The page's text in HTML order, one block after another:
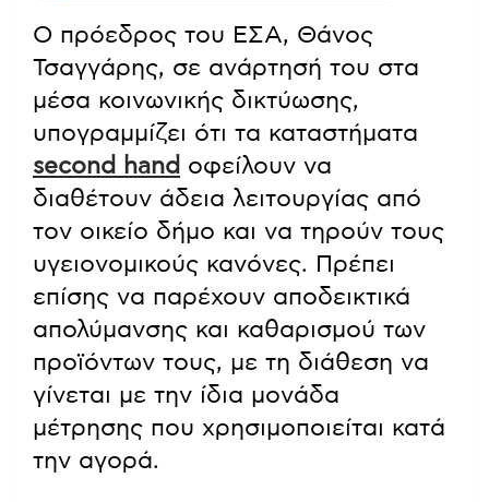
Ο πρόεδρος του ΕΣΑ, Θάνος
Τσαγγάρης, σε ανάρτησή του στα
μέσα κοινωνικής δικτύωσης,
υπογραμμίζει ότι τα καταστήματα
second hand οφείλουν να
διαθέτουν άδεια λειτουργίας από
τον οικείο δήμο και να τηρούν τους
υγειονομικούς κανόνες. Πρέπει
επίσης να παρέχουν αποδεικτικά
απολύμανσης και καθαρισμού των
προϊόντων τους, με τη διάθεση να
γίνεται με την ίδια μονάδα
μέτρησης που χρησιμοποιείται κατά
την αγορά.